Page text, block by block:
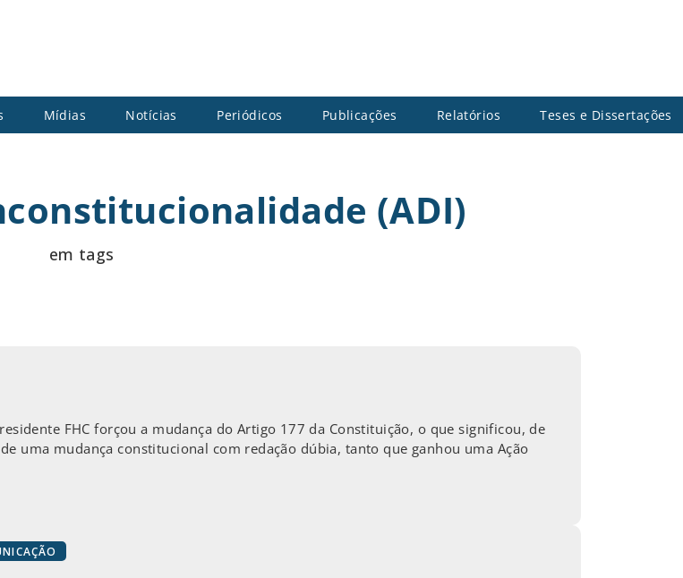
Mídias Notícias Periódicos Publicações Relatórios Teses e Dissertações
(ADI)
em tags
FHC forçou a mudança do Artigo 177 da Constituição, o que significou, de
uma mudança constitucional com redação dúbia, tanto que ganhou uma Ação